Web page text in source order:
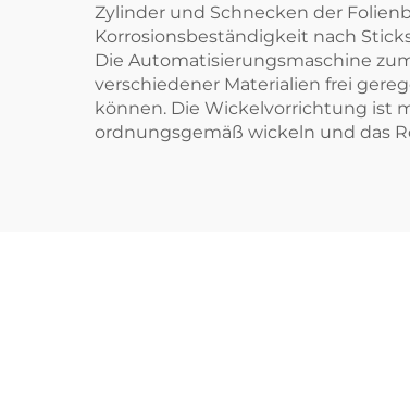
Zylinder und Schnecken der
Korrosionsbeständigkeit nach
Die Automatisierungsmaschine
verschiedener Materialien frei
können. Die Wickelvorrichtung ist
ordnungsgemäß wickeln und das